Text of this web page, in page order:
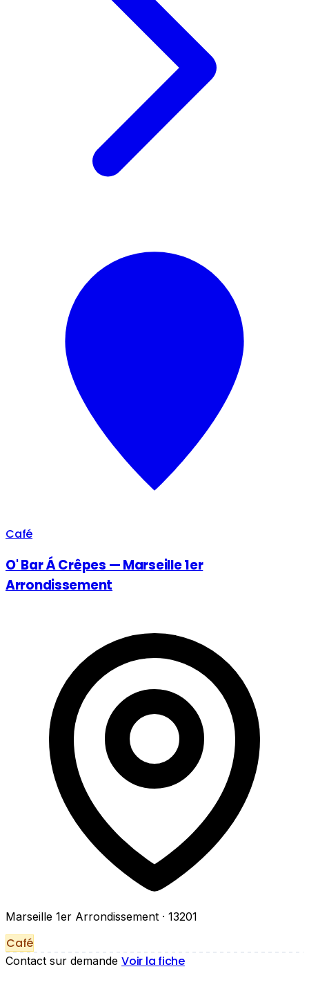
Café
O' Bar Á Crêpes — Marseille 1er
Arrondissement
Marseille 1er Arrondissement · 13201
Café
Contact sur demande Voir la fiche